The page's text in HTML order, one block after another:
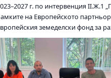
г. по интервенция II.Ж.1
на Европейското
земеделски фонд за